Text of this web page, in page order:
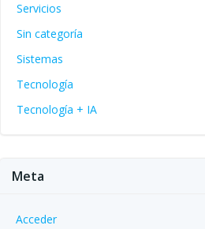
Servicios
Sin categoría
Sistemas
Tecnología
Tecnología + IA
Meta
Acceder